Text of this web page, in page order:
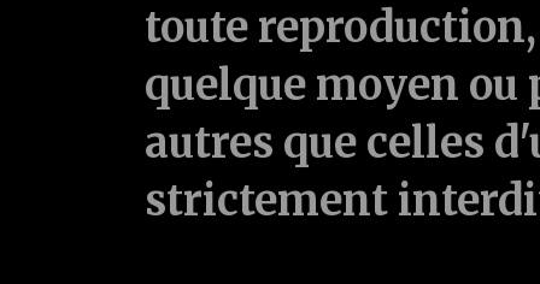
toute
quelque moyen ou
autres que celles
strictement